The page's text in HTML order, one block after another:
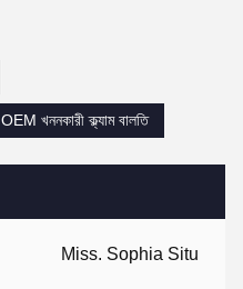
Miss. Sophia Situ
OEM খননকারী ক্ল্যাম বালতি